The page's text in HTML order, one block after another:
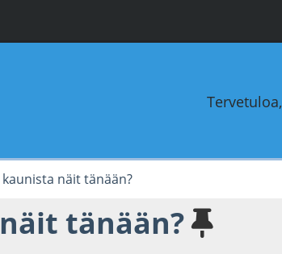
Tervetuloa,
näit tänään?
tänään?